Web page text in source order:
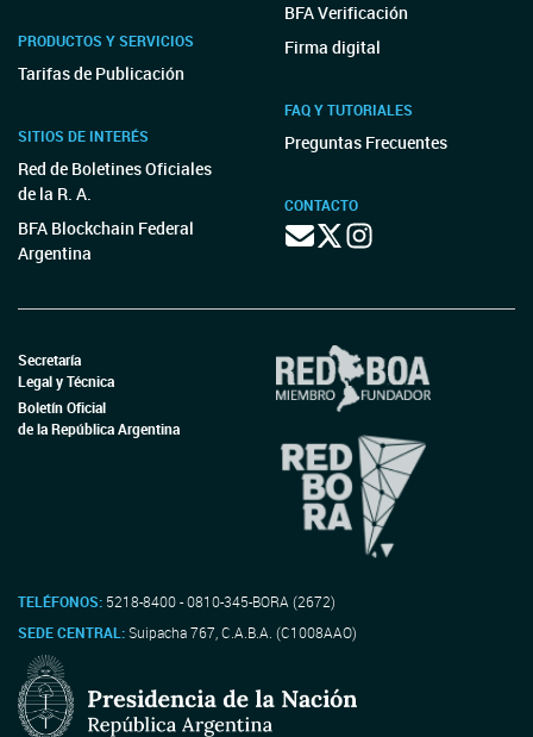
PRODUCTOS Y SERVICIOS
Tarifas de Publicación
SITIOS DE INTERÉS
Red de Boletines Oficiales
de la R. A.
BFA Blockchain Federal
Argentina
BFA Verificación
Firma digital
FAQ Y TUTORIALES
Preguntas Frecuentes
CONTACTO
Secretaría
Legal y Técnica
Boletín Oficial
de la República Argentina
TELÉFONOS: 5218-8400 - 0810-345-BORA (2672)
SEDE CENTRAL:Suipacha 767, C.A.B.A. (C1008AAO)